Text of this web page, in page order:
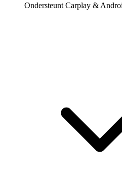
Ondersteunt Carplay &